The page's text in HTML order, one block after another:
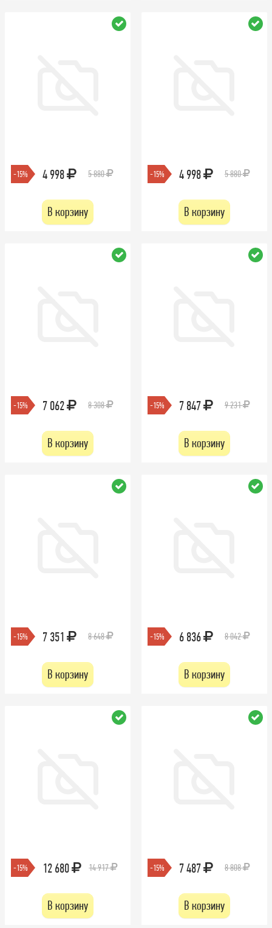
-15% 4 998 5 880
В корзину
-15% 4 998 5 880
В корзину
-15% 7 062 8 308
В корзину
-15% 7 847 9 231
В корзину
-15% 7 351 8 648
В корзину
-15% 6 836 8 042
В корзину
-15% 12 680 14 917
В корзину
-15% 7 487 8 808
В корзину